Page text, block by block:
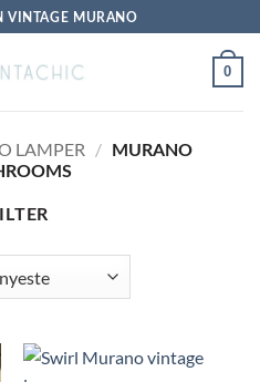
VINTAGE MURANO
0
LAMPER /
MURANO